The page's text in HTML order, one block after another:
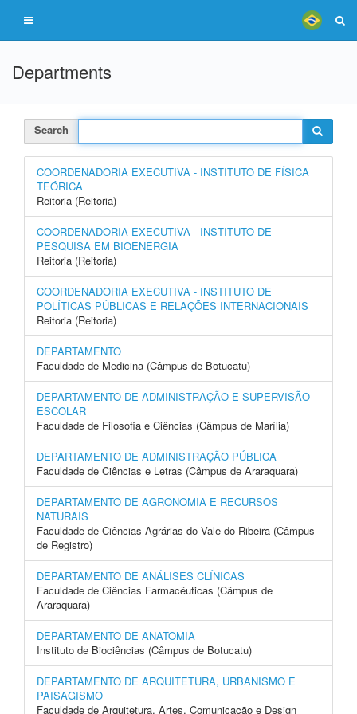
Departments
Search
COORDENADORIA EXECUTIVA - INSTITUTO DE FÍSICA
TEÓRICA
Reitoria (Reitoria)
COORDENADORIA EXECUTIVA - INSTITUTO DE
PESQUISA EM BIOENERGIA
Reitoria (Reitoria)
COORDENADORIA EXECUTIVA - INSTITUTO DE
POLÍTICAS PÚBLICAS E RELAÇÕES INTERNACIONAIS
Reitoria (Reitoria)
DEPARTAMENTO
Faculdade de Medicina (Câmpus de Botucatu)
DEPARTAMENTO DE ADMINISTRAÇÃO E SUPERVISÃO
ESCOLAR
Faculdade de Filosofia e Ciências (Câmpus de Marília)
DEPARTAMENTO DE ADMINISTRAÇÃO PÚBLICA
Faculdade de Ciências e Letras (Câmpus de Araraquara)
DEPARTAMENTO DE AGRONOMIA E RECURSOS
NATURAIS
Faculdade de Ciências Agrárias do Vale do Ribeira (Câmpus
de Registro)
DEPARTAMENTO DE ANÁLISES CLÍNICAS
Faculdade de Ciências Farmacêuticas (Câmpus de
Araraquara)
DEPARTAMENTO DE ANATOMIA
Instituto de Biociências (Câmpus de Botucatu)
DEPARTAMENTO DE ARQUITETURA, URBANISMO E
PAISAGISMO
Faculdade de Arquitetura, Artes, Comunicação e Design